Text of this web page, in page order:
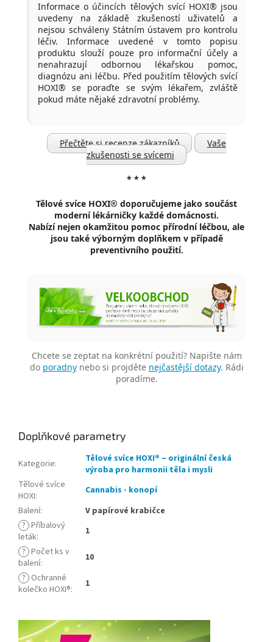
Informace o účincích tělových svící HOXI® jsou
uvedeny na základě zkušeností uživatelů a
nejsou schváleny Státním ústavem pro kontrolu
léčiv. Informace uvedené v tomto popisu
produktu slouží pouze pro informační účely a
nenahrazují odbornou lékařskou pomoc,
diagnózu ani léčbu. Před použitím tělových svící
HOXI® se poraďte se svým lékařem, zvláště
pokud máte nějaké zdravotní problémy.
Přečtěte si recenze zákazníků
Vaše
zkušenosti se svícemi
* * *
Tělové svíce HOXI® doporučujeme jako součást
moderní lékárničky každé domácnosti.
Nabízí nejen okamžitou pomoc přírodní léčbou, ale
jsou také výborným doplňkem v případě
preventivního použití.
Chcete se zeptat na konkrétní použití? Napište nám
do poradnynebo si projděte nejčastější dotazy. Rádi
poradíme.
Doplňkové parametry
Kategorie:
Tělové svíce HOXI® – originální česká
výroba pro harmonii těla i mysli
Tělové svíce
HOXI:
Cannabis - konopí
Balení:
V papírové krabičce
? Příbalový
leták:
1
? Počet ks v
balení:
10
? Ochranné
kolečko HOXI®: 1